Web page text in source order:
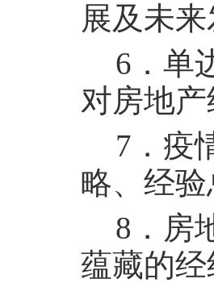
展及未
6 ．单
对房地
7 ．
略、经
8 ．
蕴藏的